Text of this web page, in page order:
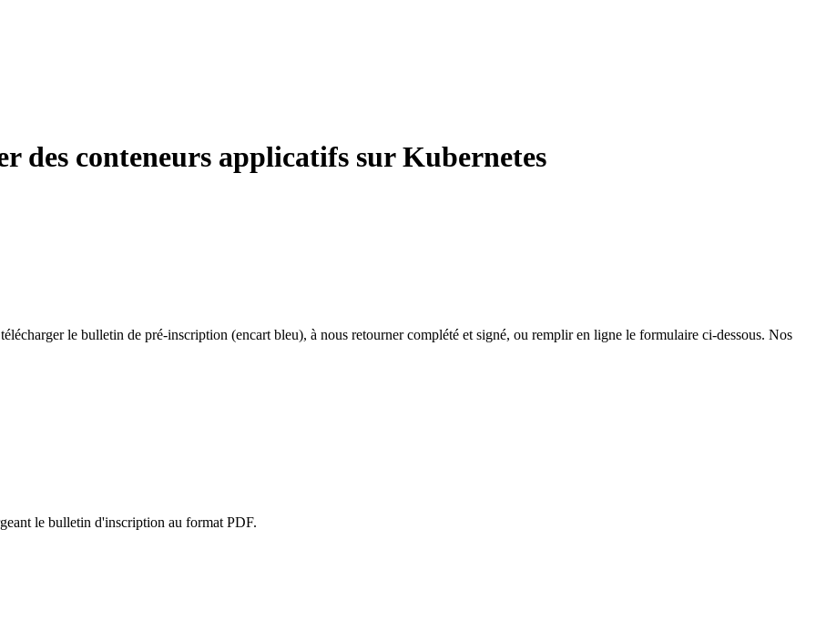
des conteneurs applicatifs sur Kubernetes
le bulletin de pré-inscription (encart bleu), à nous retourner complété et signé, ou remplir en ligne le formulaire ci-dessous. Nos
le bulletin d'inscription au format PDF.